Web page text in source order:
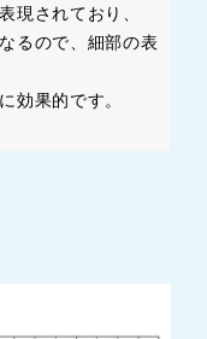
現されており、
るので、細部の表
効果的です。